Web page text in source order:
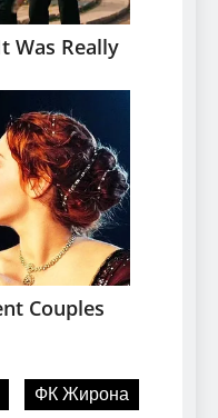
ФК Жирона